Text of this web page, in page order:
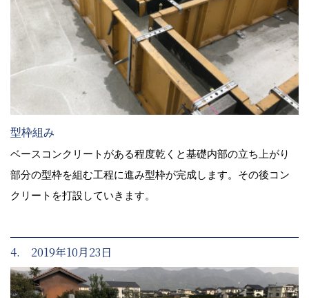
型枠組み
ベースコンクリートがある程度乾くと基礎内部の立ち上がり
部分の型枠を組む工程に進み型枠が完成します。その後コン
クリートを打設していきます。
4. 2019年10月23日